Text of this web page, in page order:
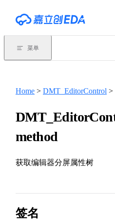
菜单
Home > DMT_EditorControl >
method
获取编辑器分屏属性树
签名